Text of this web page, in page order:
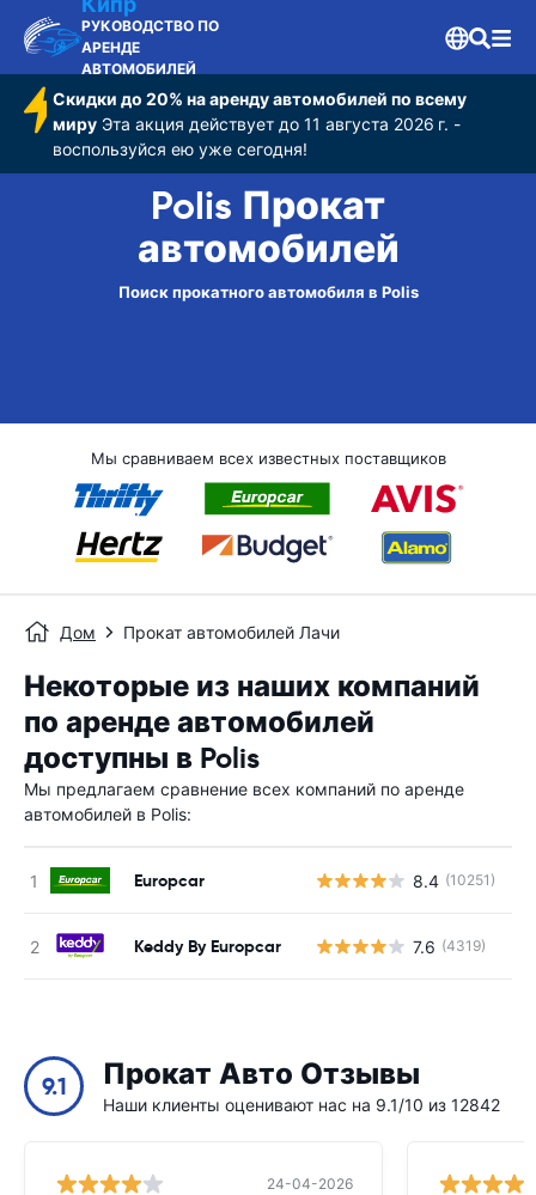
РУКОВОДСТВО ПО
АРЕНДЕ
АВТОМОБИЛЕЙ
Скидки до 20% на аренду автомобилей по всему
мируЭта акция действует до 11 августа 2026 г. -
воспользуйся ею уже сегодня!
Polis Прокат
автомобилей
Поиск прокатного автомобиля в Polis
Мы сравниваем всех известных поставщиков
Дом Прокат автомобилей Лачи
Некоторые из наших компаний
по аренде автомобилей
доступны в Polis
Мы предлагаем сравнение всех компаний по аренде
автомобилей в Polis:
Europcar 8.4 (10251)
Keddy By Europcar 7.6 (4319)
9.1 Прокат Авто Отзывы
Наши клиенты оценивают нас на 9.1/10 из 12842
24-04-2026